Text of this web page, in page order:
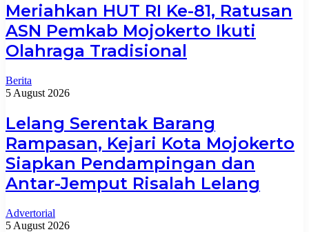
Meriahkan HUT RI Ke-81, Ratusan
ASN Pemkab Mojokerto Ikuti
Olahraga Tradisional
Berita
5 August 2026
Lelang Serentak Barang
Rampasan, Kejari Kota Mojokerto
Siapkan Pendampingan dan
Antar-Jemput Risalah Lelang
Advertorial
5 August 2026